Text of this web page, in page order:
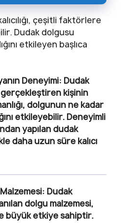
çeşitli faktörlere
Dudak dolgusu
etkileyen başlıca
Deneyimi: Dudak
kişinin
dolgunun ne kadar
etkileyebilir. Deneyimli
yapılan dudak
daha uzun süre kalıcı
Dudak
dolgu malzemesi,
büyük etkiye sahiptir.